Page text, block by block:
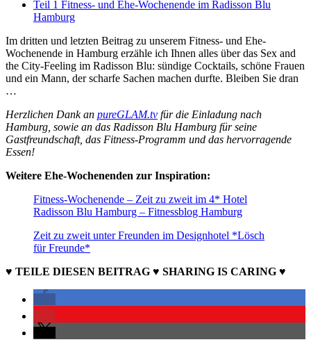
Teil 1 Fitness- und Ehe-Wochenende im Radisson Blu
Hamburg
Im dritten und letzten Beitrag zu unserem Fitness- und Ehe-
Wochenende in Hamburg erzähle ich Ihnen alles über das Sex and
the City-Feeling im Radisson Blu: sündige Cocktails, schöne Frauen
und ein Mann, der scharfe Sachen machen durfte. Bleiben Sie dran
…
Herzlichen Dank an pureGLAM.tv für die Einladung nach
Hamburg, sowie an das Radisson Blu Hamburg für seine
Gastfreundschaft, das Fitness-Programm und das hervorragende
Essen!
Weitere Ehe-Wochenenden zur Inspiration:
Fitness-Wochenende – Zeit zu zweit im 4* Hotel
Radisson Blu Hamburg – Fitnessblog Hamburg
Zeit zu zweit unter Freunden im Designhotel *Lösch
für Freunde*
♥ TEILE DIESEN BEITRAG ♥ SHARING IS CARING ♥